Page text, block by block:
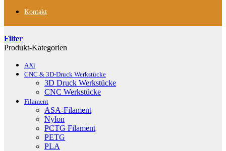
Kontakt
Filter
Produkt-Kategorien
AXi
CNC & 3D-Druck Werkstücke
3D Druck Werkstücke
CNC Werkstücke
Filament
ASA-Filament
Nylon
PCTG Filament
PETG
PLA